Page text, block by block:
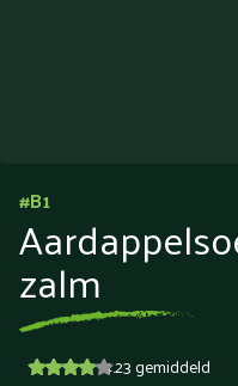
#B1
zalm
4.23gemiddeld